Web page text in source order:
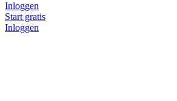
Inloggen
Start gratis
Inloggen